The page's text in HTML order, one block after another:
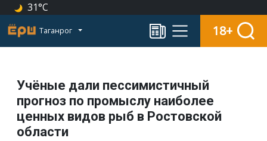
31°C
Таганрог 18+
Учёные дали пессимистичный
прогноз по промыслу наиболее
ценных видов рыб в Ростовской
области